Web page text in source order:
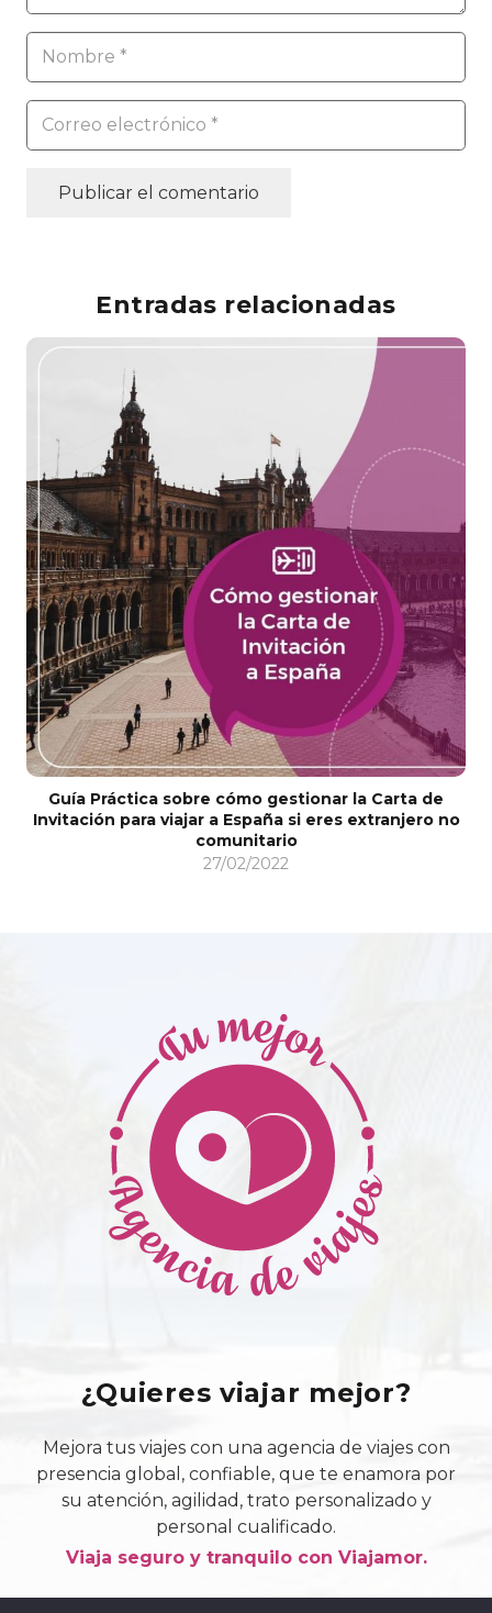
Publicar el comentario
Entradas relacionadas
Guía Práctica sobre cómo gestionar la Carta de
Invitación para viajar a España si eres extranjero no
comunitario
27/02/2022
¿Quieres viajar mejor?
Mejora tus viajes con una agencia de viajes con
presencia global, confiable, que te enamora por
su atención, agilidad, trato personalizado y
personal cualificado.
Viaja seguro y tranquilo con Viajamor.